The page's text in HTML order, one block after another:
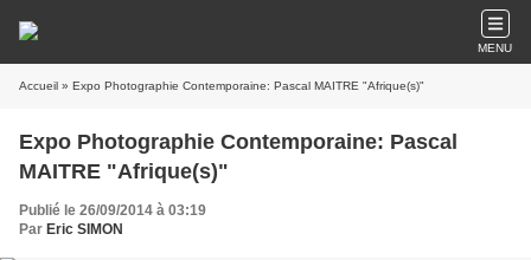
MENU
Accueil » Expo Photographie Contemporaine: Pascal MAITRE "Afrique(s)"
Expo Photographie Contemporaine: Pascal
MAITRE "Afrique(s)"
Publié le 26/09/2014 à 03:19
Par Eric SIMON